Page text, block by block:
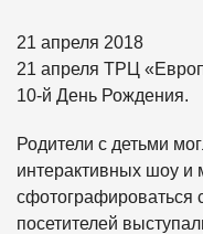
21 апреля 2018
21 апреля ТРЦ
10-й День Рождения.
Родители с детьми
интерактивных шоу и
сфотографироваться
посетителей